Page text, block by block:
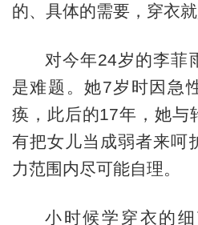
的、具体的需要，穿衣就
对今年24岁的李菲
是难题。她7岁时因急
痪，此后的17年，她与
有把女儿当成弱者来呵
力范围内尽可能自理。
小时候学穿衣的